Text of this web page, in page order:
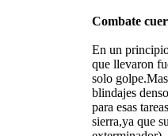
Combate
En un
que llevaron
solo
blindajes
para esas
sierra,ya que